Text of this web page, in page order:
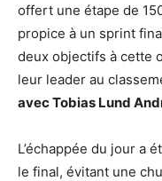
offert une étape de
propice à un sprint
deux objectifs à cette
leur leader au
avec Tobias Lund
L’échappée du jour a
le final, évitant une